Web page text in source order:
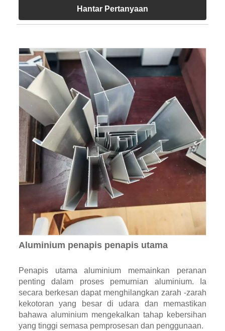
Hantar Pertanyaan
Aluminium penapis penapis utama
Penapis utama aluminium memainkan peranan
penting dalam proses pemurnian aluminium. Ia
secara berkesan dapat menghilangkan zarah -zarah
kekotoran yang besar di udara dan memastikan
bahawa aluminium mengekalkan tahap kebersihan
yang tinggi semasa pemprosesan dan penggunaan.